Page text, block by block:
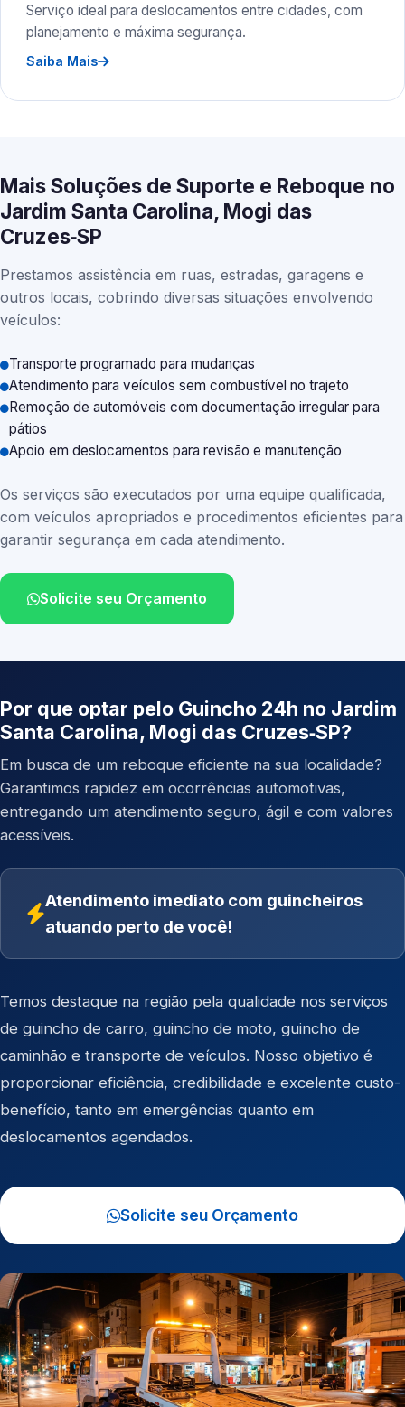
Serviço ideal para deslocamentos entre cidades, com
planejamento e máxima segurança.
Saiba Mais
Mais Soluções de Suporte e Reboque no
Jardim Santa Carolina, Mogi das
Cruzes‑SP
Prestamos assistência em ruas, estradas, garagens e
outros locais, cobrindo diversas situações envolvendo
veículos:
Transporte programado para mudanças
Atendimento para veículos sem combustível no trajeto
Remoção de automóveis com documentação irregular para
pátios
Apoio em deslocamentos para revisão e manutenção
Os serviços são executados por uma equipe qualificada,
com veículos apropriados e procedimentos eficientes para
garantir segurança em cada atendimento.
Solicite seu Orçamento
Por que optar pelo Guincho 24h no Jardim
Santa Carolina, Mogi das Cruzes‑SP?
Em busca de um reboque eficiente na sua localidade?
Garantimos rapidez em ocorrências automotivas,
entregando um atendimento seguro, ágil e com valores
acessíveis.
Atendimento imediato com guincheiros
atuando perto de você!
Temos destaque na região pela qualidade nos serviços
de guincho de carro, guincho de moto, guincho de
caminhão e transporte de veículos. Nosso objetivo é
proporcionar eficiência, credibilidade e excelente custo-
benefício, tanto em emergências quanto em
deslocamentos agendados.
Solicite seu Orçamento